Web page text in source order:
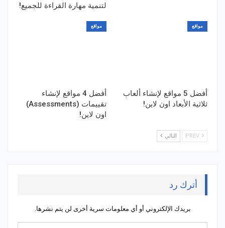
لتنمية مهارة القراءة للجميع!
مواقع
أفضل 5 مواقع لإنشاء ألعاب
ثلاثية الأبعاد اون لاين!
مواقع
أفضل 4 مواقع لإنشاء
تقييمات (Assessments)
اون لاين!
التالي
أترك رد
بريدك الإلكتروني أو أي معلومات سرية أخرى لن يتم نشرها.